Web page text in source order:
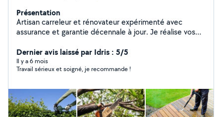
Présentation
Artisan carreleur et rénovateur expérimenté avec
assurance et garantie décennale à jour. Je réalise vos
bain) et extérieurs (terrasses, dalles) y compris le
jardinage. Travail soigné, sérieux, et sur mesure. Devis
Dernier avis laissé par Idris : 5/5
Il y a 6 mois
Travail sérieux et soigné, je recommande !